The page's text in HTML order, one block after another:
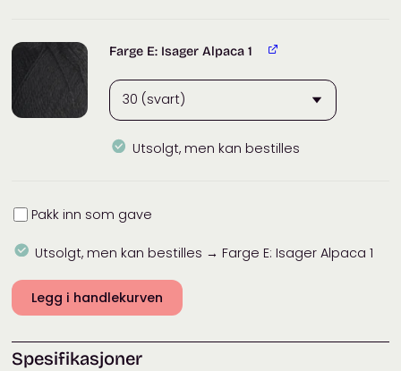
Farge E: Isager Alpaca 1
Utsolgt, men kan bestilles
Innpakning
Pakk inn som gave
Utsolgt, men kan bestilles → Farge E: Isager Alpaca 1
Legg i handlekurven
Spesifikasjoner